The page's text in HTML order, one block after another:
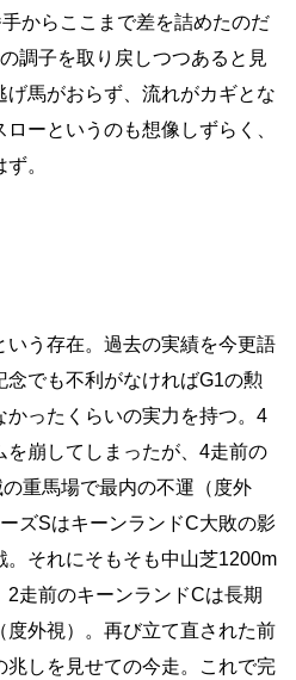
からここまで差を詰めたのだ
調子を取り戻しつつあると見
馬がおらず、流れがカギとな
ーというのも想像しずらく、
。
いう存在。過去の実績を今更語
念でも不利がなければG1の勲
ったくらいの実力を持つ。4
を崩してしまったが、4走前の
重馬場で最内の不運（度外
ズSはキーンランドC大敗の影
それにそもそも中山芝1200m
走前のキーンランドCは長期
外視）。再び立て直された前
兆しを見せての今走。これで完